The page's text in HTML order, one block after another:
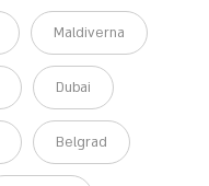
Maldiverna
Dubai
Belgrad